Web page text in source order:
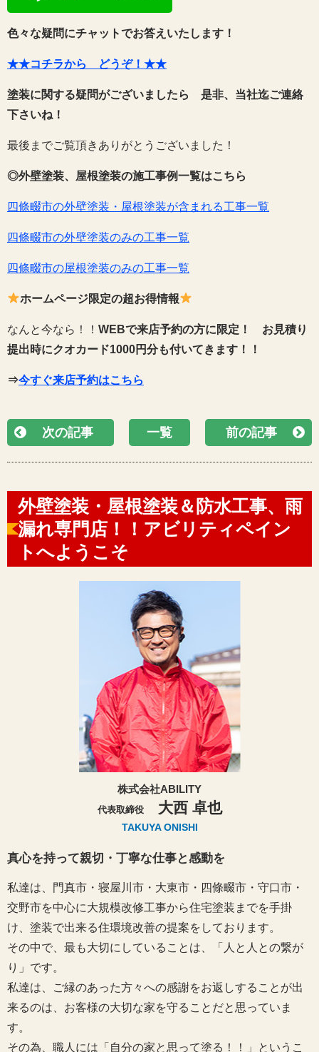
色々な疑問にチャットでお答えいたします！
★★コチラから どうぞ！★★
塗装に関する疑問がございましたら 是非、当社迄ご連絡
下さいね！
最後までご覧頂きありがとうございました！
◎外壁塗装、屋根塗装の施工事例一覧はこちら
四條畷市の外壁塗装・屋根塗装が含まれる工事一覧
四條畷市の外壁塗装のみの工事一覧
四條畷市の屋根塗装のみの工事一覧
ホームページ限定の超お得情報
なんと今なら！！ WEBで来店予約の方に限定！
お見積り
提出時にクオカード1000円分も付いてきます！！
⇒今すぐ来店予約はこちら
次の記事 一覧 前の記事
外壁塗装・屋根塗装＆防水工事、雨
漏れ専門店！！アビリティペイン
トへようこそ
株式会社ABILITY
代表取締役 大西 卓也
TAKUYA ONISHI
真心を持って親切・丁寧な仕事と感動を
私達は、門真市・寝屋川市・大東市・四條畷市・守口市・
交野市を中心に大規模改修工事から住宅塗装までを手掛
け、塗装で出来る住環境改善の提案をしております。
その中で、最も大切にしていることは、「人と人との繋が
り」です。
私達は、ご縁のあった方々への感謝をお返しすることが出
来るのは、お客様の大切な家を守ることだと思っていま
す。
その為、職人には「自分の家と思って塗る！！」というこ